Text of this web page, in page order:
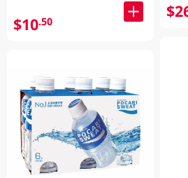
$10.50